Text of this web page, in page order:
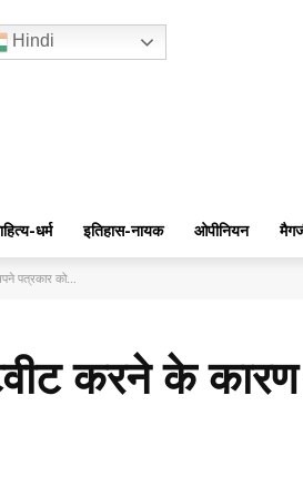
Hindi
धर्म इतिहास-नायक ओपीनियन
पत्रकार को...
ट्वीट करने के